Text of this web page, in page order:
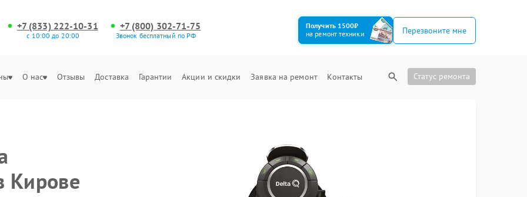
+7 (833) 222-10-31
с 10:00 до 20:00
+7 (800) 302-71-75
Звонок бесплатный по РФ
Получить 1500₽
на ремонт техники
Перезвоните мне
О нас Отзывы Доставка Гарантии Акции и скидки Заявка на ремонт Контакты Статус ремонта
Кирове